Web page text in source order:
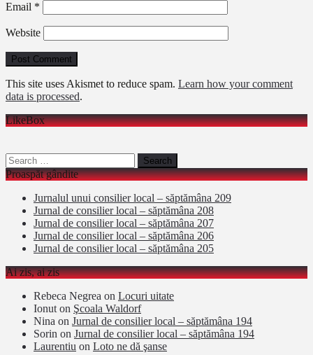
Email *
Website
This site uses Akismet to reduce spam. Learn how your comment
data is processed.
LikeBox
Search
for:
Proaspăt gândite
Jurnalul unui consilier local – săptămâna 209
Jurnal de consilier local – săptămâna 208
Jurnal de consilier local – săptămâna 207
Jurnal de consilier local – săptămâna 206
Jurnal de consilier local – săptămâna 205
Ai zis, ai zis
Rebeca Negrea on Locuri uitate
Ionuton Şcoala Waldorf
Nina on Jurnal de consilier local – săptămâna 194
Sorin on Jurnal de consilier local – săptămâna 194
Laurentiu on Loto ne dă şanse